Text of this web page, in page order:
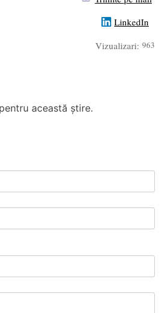
LinkedIn
Vizualizari: 963
această știre.